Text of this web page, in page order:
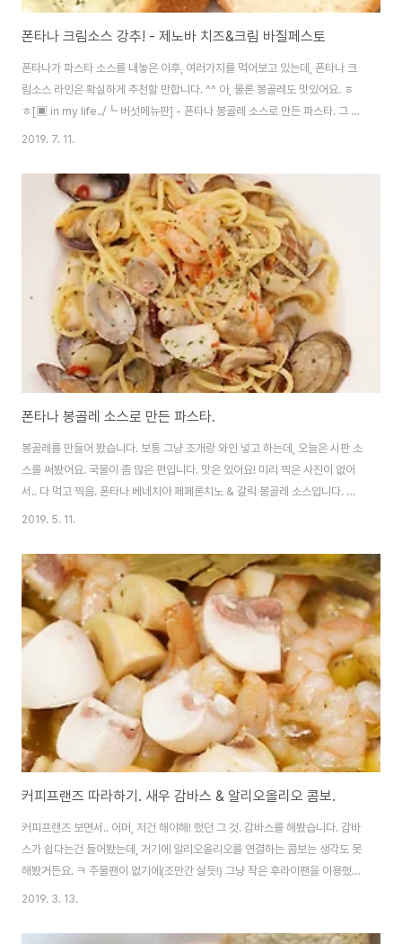
폰타나 크림소스 강추! - 제노바 치즈&크림 바질페스토
폰타나가 파스타 소스를 내놓은 이후, 여러가지를 먹어보고 있는데, 폰타나 크
림소스 라인은 확실하게 추천할 만합니다. ^^ 아, 물론 봉골레도 맛있어요. ㅎ
ㅎ[▣ in my life../┗ 버섯메뉴판] - 폰타나 봉골레 소스로 만든 파스타. 그 중
에서도 이번엔 사진의 오른쪽. 최근에 라인업에 추가된 신제품이죠. 제노바 치
질페스토가 들어가고, 치킨시즈닝 분말이 들어 있네요? 치즈도 이것저것 포함
되어 있습니다. 완전 바질페스토는 아니라서 굉장히 연한 녹색을 보입니다. 조
리법은 여느 파스타 소스와 동일합니다. 집에 남은 빠네빵 하나가 있어서.. 처리
할겸 빠네 파스타로 했습니다. 빠네빵은 살짝 구워주면 더 맛있어요. ^^ 집에
2019. 7. 11.
폰타나 봉골레 소스로 만든 파스타.
봉골레를 만들어 봤습니다. 보통 그냥 조개랑 와인 넣고 하는데, 오늘은 시판 소
스를 써봤어요. 국물이 좀 많은 편입니다. 맛은 있어요! 미리 찍은 사진이 없어
서.. 다 먹고 찍음. 폰타나 베네치아 페페론치노 & 갈릭 봉골레 소스입니다. 봉
골레 소스가 괜찮다는 이야기를 들어서 사봤어요. 소스는 전체적으로 액상형태
스랑 달라요) 별 생각 없이 그냥 쓰면 매우 짜게 됩니다. 2인 기준으로 절반만
쓰시고, 간 보시면서 만드는걸 추천.
2019. 5. 11.
커피프랜즈 따라하기. 새우 감바스 & 알리오올리오 콤보.
커피프랜즈 보면서.. 어머, 저건 해야해! 했던 그 것. 감바스를 해봤습니다. 감바
스가 쉽다는건 들어봤는데, 거기에 알리오올리오를 연결하는 콤보는 생각도 못
해봤거든요. ㅋ 주물팬이 없기에(조만간 살듯!) 그냥 작은 후라이팬을 이용했습
니다. 올리브유를 넉넉히 넣고 마늘을 넉넉히 넣고 끓이기 시작합니다. 거기에
후추 간을 해주는데, 여기에 일전에 구매한 코타니 소금을 이용했습니다. [▣
2019. 3. 13.